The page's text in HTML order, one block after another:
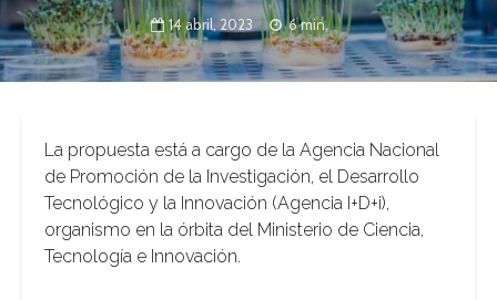
14 abril, 2023 6 min.
La propuesta está a cargo de la Agencia Nacional
de Promoción de la Investigación, el Desarrollo
Tecnológico y la Innovación (Agencia I+D+i),
organismo en la órbita del Ministerio de Ciencia,
Tecnología e Innovación.